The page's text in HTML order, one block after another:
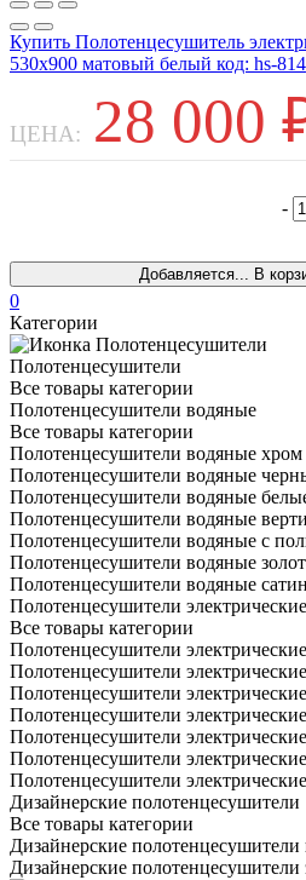
Купить Полотенцесушитель
530х900 матовый белый код: hs-814
ЦЕНА: 28 000
-
Добавляется... В
0
Категории
Полотенцесушители
Все товары категории
Полотенцесушители водяные
Все товары категории
Полотенцесушители водяные хром
Полотенцесушители водяные
Полотенцесушители водяные
Полотенцесушители водяные
Полотенцесушители водяные с
Полотенцесушители водяные
Полотенцесушители водяные сатин
Полотенцесушители электрические
Все товары категории
Полотенцесушители
Полотенцесушители
Полотенцесушители
Полотенцесушители
Полотенцесушители
Полотенцесушители
Полотенцесушители
Дизайнерские полотенцесушители
Все товары категории
Дизайнерские полотенцесушители
Дизайнерские полотенцесушители